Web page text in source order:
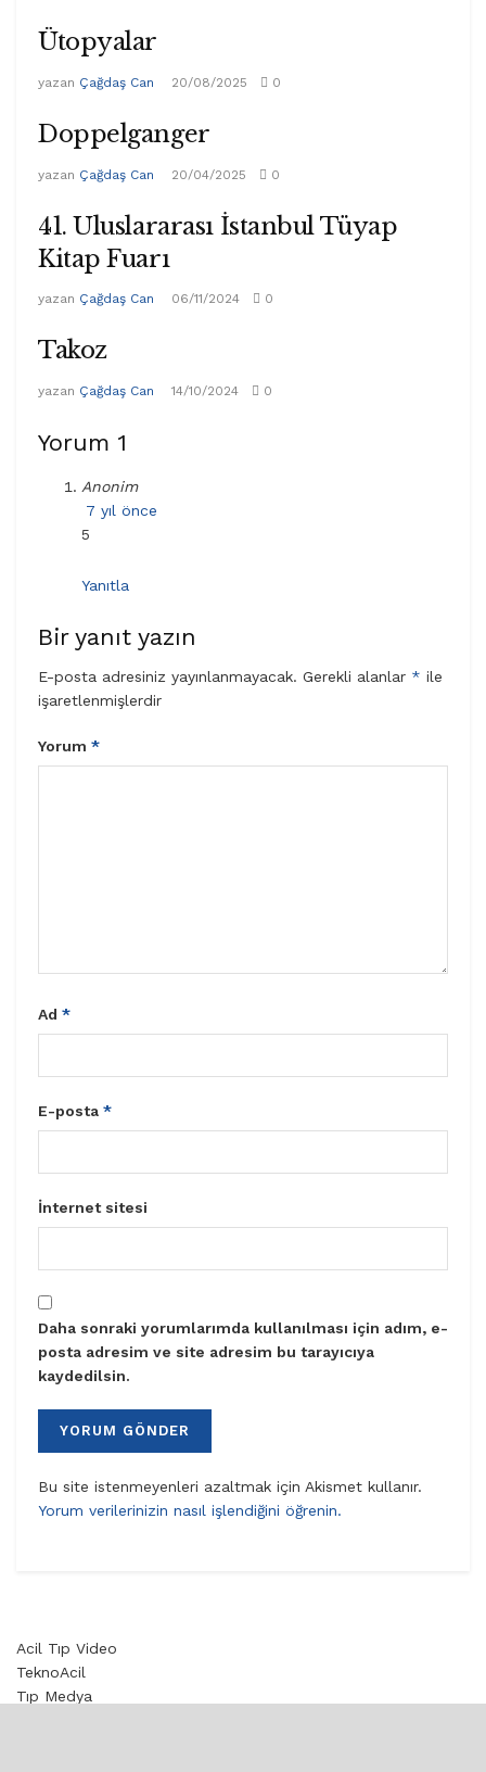
Ütopyalar
yazan Çağdaş Can 20/08/2025 0
Doppelganger
yazan Çağdaş Can 20/04/2025 0
41. Uluslararası İstanbul Tüyap
Kitap Fuarı
yazan Çağdaş Can 06/11/2024 0
Takoz
yazan Çağdaş Can 14/10/2024 0
Yorum 1
Anonim
7 yıl önce
5
Yanıtla
Bir yanıt yazın
E-posta adresiniz yayınlanmayacak. Gerekli alanlar * ile
işaretlenmişlerdir
Yorum *
Ad *
E-posta *
İnternet sitesi
Daha sonraki yorumlarımda kullanılması için adım, e-
posta adresim ve site adresim bu tarayıcıya
kaydedilsin.
Bu site istenmeyenleri azaltmak için Akismet kullanır.
Yorum verilerinizin nasıl işlendiğini öğrenin.
Acil Tıp Video
TeknoAcil
Tıp Medya